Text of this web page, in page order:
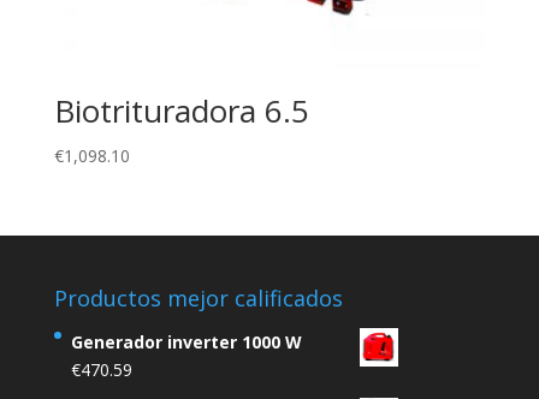
Biotrituradora 6.5
€1,098.10
Productos mejor calificados
Generador inverter 1000 W
€470.59